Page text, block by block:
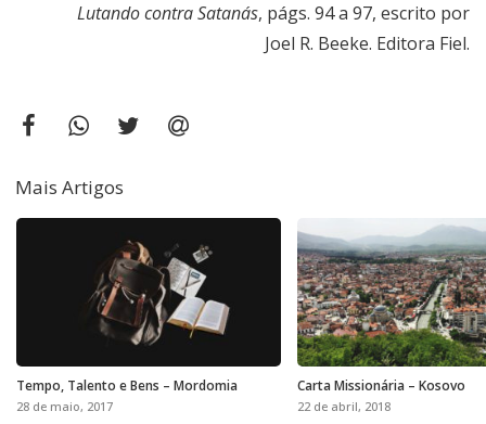
Lutando contra Satanás, págs. 94 a 97, escrito por
Joel R. Beeke. Editora Fiel.
Mais Artigos
Tempo, Talento e Bens – Mordomia
28 de maio, 2017
Carta Missionária – Kosovo
22 de abril, 2018